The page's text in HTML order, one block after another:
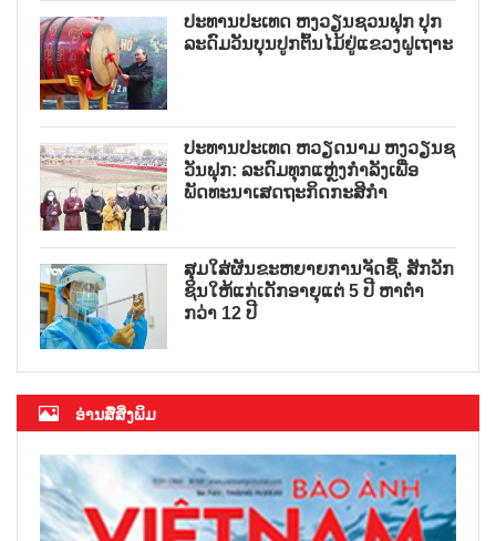
ປະທານປະເທດ ຫງວຽນຊວນຟຸກ ປຸກ
ລະດົມວັນບຸນປູກຕົ້ນໄມ້ຢູ່ແຂວງຝູເຖາະ
ປະທານປະເທດ ຫວຽດນາມ ຫງວຽນຊ
ວັນຟຸກ: ລະດົມທຸກແຫຼ່ງກຳລັງເພື່ອ
ພັດທະນາເສດຖະກິດກະສິກຳ
ສຸມໃສ່ຜັນຂະຫຍາຍການຈັດຊື້, ສັກວັກ
ຊິນໃຫ້ແກ່ເດັກອາຍຸແຕ່ 5 ປີ ຫາຕ່ຳ
ກວ່າ 12 ປີ
ອ່ານສື່ສິ່ງພິມ